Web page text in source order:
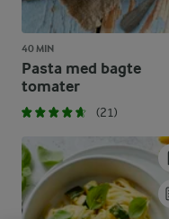
40 MIN
Pasta med bagte
tomater
(21)